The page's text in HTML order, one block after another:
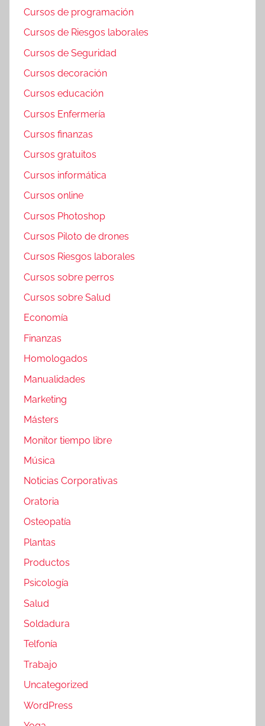
Cursos de programación
Cursos de Riesgos laborales
Cursos de Seguridad
Cursos decoración
Cursos educación
Cursos Enfermería
Cursos finanzas
Cursos gratuitos
Cursos informática
Cursos online
Cursos Photoshop
Cursos Piloto de drones
Cursos Riesgos laborales
Cursos sobre perros
Cursos sobre Salud
Economía
Finanzas
Homologados
Manualidades
Marketing
Másters
Monitor tiempo libre
Música
Noticias Corporativas
Oratoria
Osteopatía
Plantas
Productos
Psicología
Salud
Soldadura
Telfonía
Trabajo
Uncategorized
WordPress